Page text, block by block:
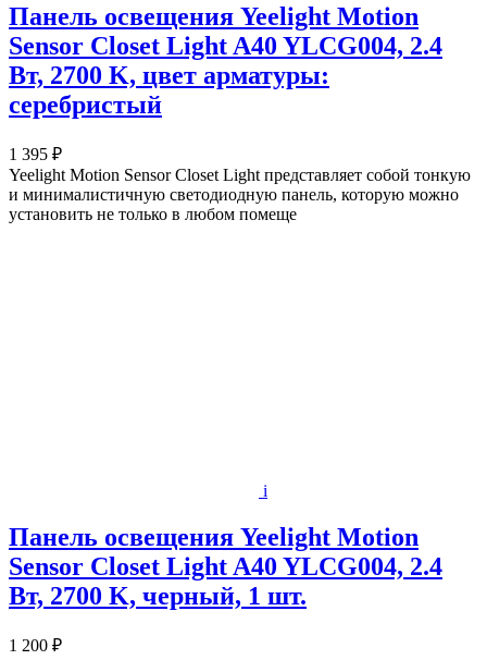
Панель освещения Yeelight Motion
Sensor Closet Light A40 YLCG004, 2.4
Вт, 2700 K, цвет арматуры:
серебристый
1 395 ₽
Yeelight Motion Sensor Closet Light представляет собой тонкую
и минималистичную светодиодную панель, которую можно
установить не только в любом помеще
i
Панель освещения Yeelight Motion
Sensor Closet Light A40 YLCG004, 2.4
Вт, 2700 K, черный, 1 шт.
1 200 ₽